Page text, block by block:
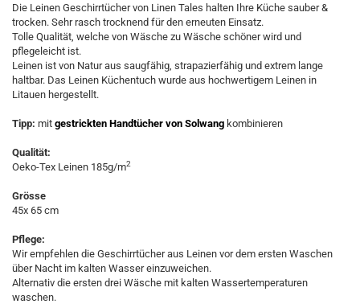
Die Leinen Geschirrtücher von Linen Tales halten Ihre Küche sauber &
trocken. Sehr rasch trocknend für den erneuten Einsatz.
Tolle Qualität, welche von Wäsche zu Wäsche schöner wird und
pflegeleicht ist.
Leinen ist von Natur aus saugfähig, strapazierfähig und extrem lange
haltbar. Das Leinen Küchentuch wurde aus hochwertigem Leinen in
Litauen hergestellt.
Tipp: mit gestrickten Handtücher von Solwang kombinieren
Qualität:
Oeko-Tex Leinen 185g/m2
Grösse
45x 65 cm
Pflege:
Wir empfehlen die Geschirrtücher aus Leinen vor dem ersten Waschen
über Nacht im kalten Wasser einzuweichen.
Alternativ die ersten drei Wäsche mit kalten Wassertemperaturen
waschen.